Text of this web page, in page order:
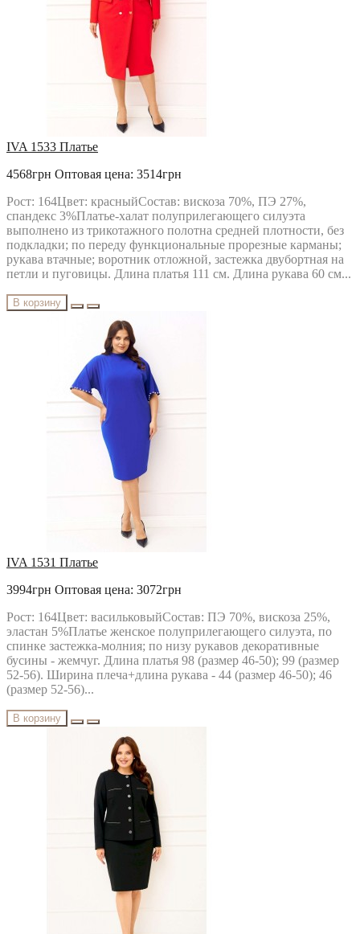
IVA 1533 Платье
4568грн Оптовая цена: 3514грн
Рост: 164Цвет: красныйСостав: вискоза 70%, ПЭ 27%,
спандекс 3%Платье-халат полуприлегающего силуэта
выполнено из трикотажного полотна средней плотности, без
подкладки; по переду функциональные прорезные карманы;
рукава втачные; воротник отложной, застежка двубортная на
петли и пуговицы. Длина платья 111 см. Длина рукава 60 см...
В корзину
IVA 1531 Платье
3994грн Оптовая цена: 3072грн
Рост: 164Цвет: васильковыйСостав: ПЭ 70%, вискоза 25%,
эластан 5%Платье женское полуприлегающего силуэта, по
спинке застежка-молния; по низу рукавов декоративные
бусины - жемчуг. Длина платья 98 (размер 46-50); 99 (размер
52-56). Ширина плеча+длина рукава - 44 (размер 46-50); 46
(размер 52-56)...
В корзину